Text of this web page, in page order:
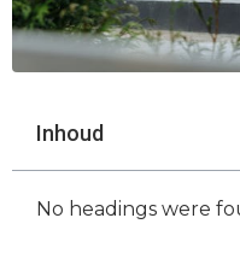
Inhoud
No headings were